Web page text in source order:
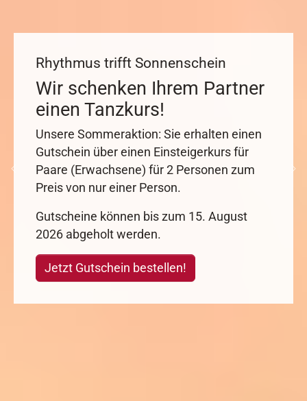
Rhythmus trifft Sonnenschein
Wir schenken Ihrem Partner
einen Tanzkurs!
Unsere Sommeraktion: Sie erhalten einen
Gutschein über einen Einsteigerkurs für
Paare (Erwachsene) für 2 Personen zum
Preis von nur einer Person.
Gutscheine können bis zum 15. August
2026 abgeholt werden.
Jetzt Gutschein bestellen!
vorherige